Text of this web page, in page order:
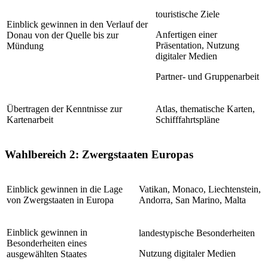
Einblick gewinnen in den Verlauf der
Donau von der Quelle bis zur
Mündung
touristische Ziele
Anfertigen einer
Präsentation, Nutzung
digitaler Medien
Partner- und Gruppenarbeit
Übertragen der Kenntnisse zur
Kartenarbeit
Atlas, thematische Karten,
Schifffahrtspläne
Wahlbereich 2: Zwergstaaten Europas
Einblick gewinnen in die Lage
von Zwergstaaten in Europa
Vatikan, Monaco, Liechtenstein,
Andorra, San Marino, Malta
Einblick gewinnen in
Besonderheiten eines
ausgewählten Staates
landestypische Besonderheiten
Nutzung digitaler Medien